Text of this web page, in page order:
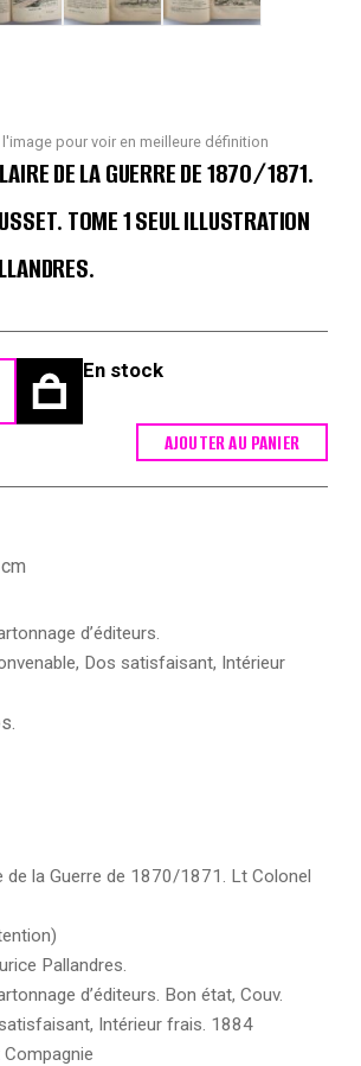
l'image pour voir en meilleure définition
DE LA GUERRE DE 1870/1871.
TOME 1 SEUL ILLUSTRATION
En stock
1871.
AJOUTER AU PANIER
d’éditeurs.
Dos satisfaisant, Intérieur
de la Guerre de 1870/1871. Lt Colonel
Pallandres.
d’éditeurs. Bon état, Couv.
Intérieur frais. 1884